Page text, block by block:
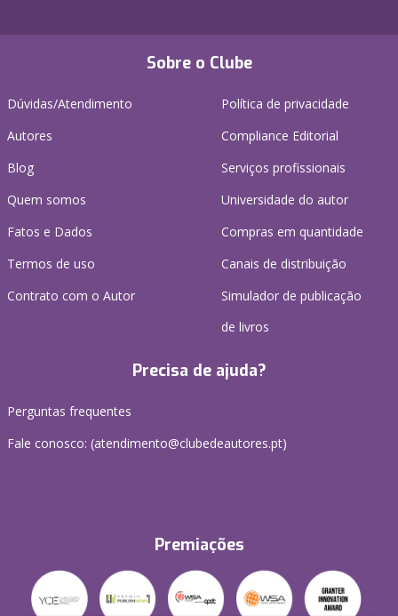
Sobre o Clube
Dúvidas/Atendimento
Autores
Blog
Quem somos
Fatos e Dados
Termos de uso
Contrato com o Autor
Política de privacidade
Compliance Editorial
Serviços profissionais
Universidade do autor
Compras em quantidade
Canais de distribuição
Simulador de publicação
de livros
Precisa de ajuda?
Perguntas frequentes
Fale conosco: (atendimento@clubedeautores.pt)
Premiações